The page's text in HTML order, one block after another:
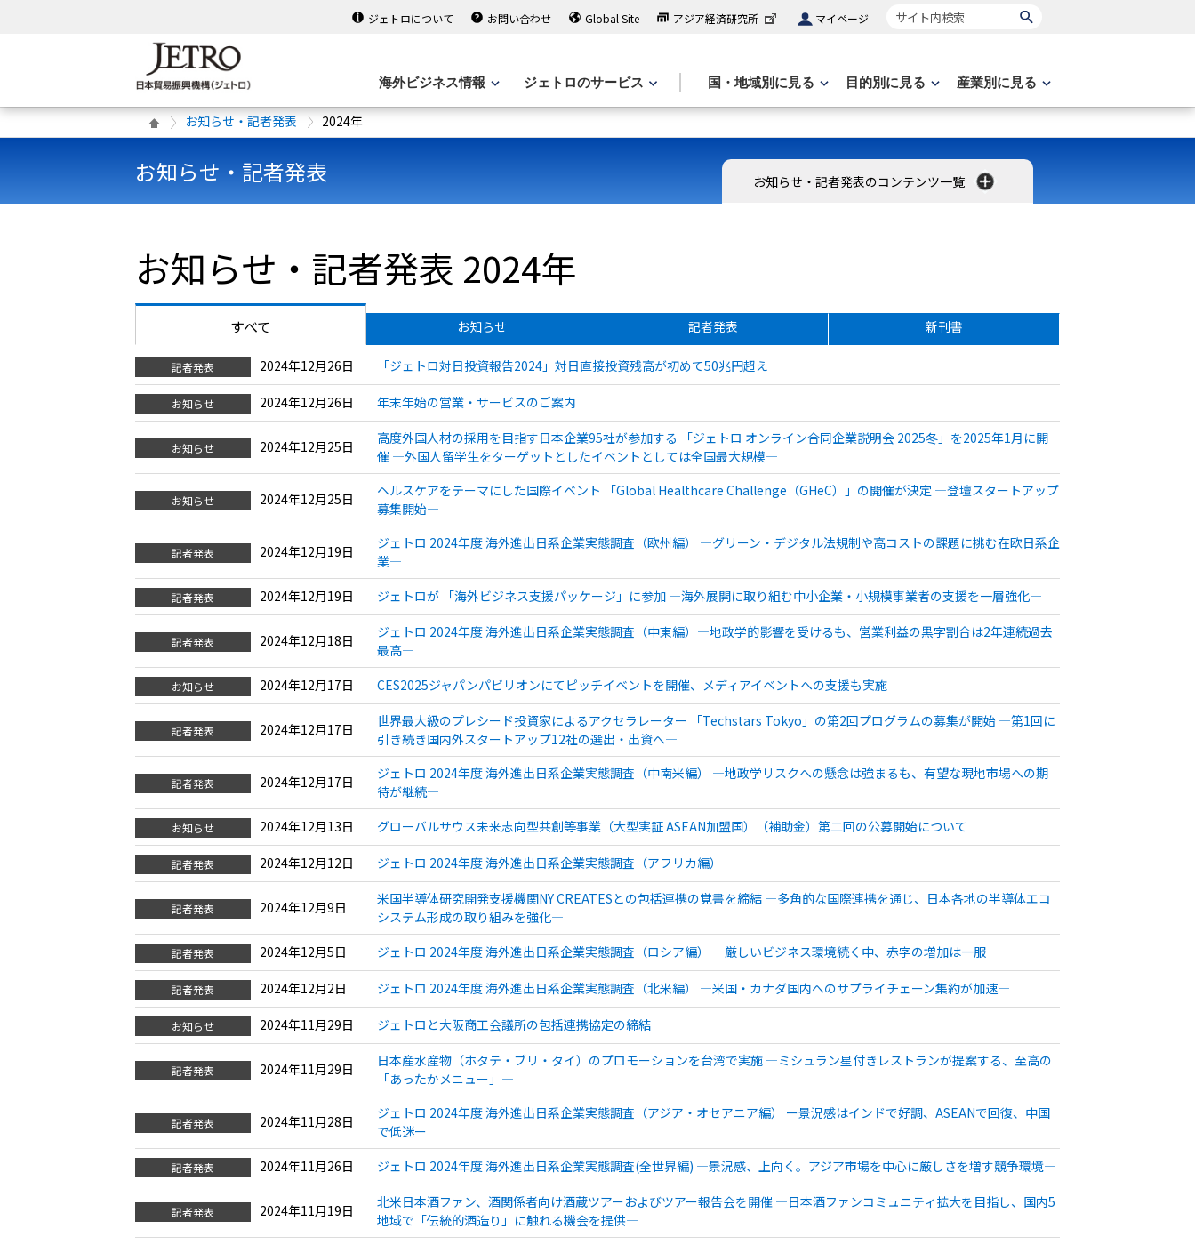
ジェトロについて お問い合わせ Global Site アジア経済研究所 マイページ サイト内検索
海外ビジネス情報 ジェトロのサービス 国・地域別に見る 目的別に見る 産業別に見る
お知らせ・記者発表 2024年
お知らせ・記者発表 お知らせ・記者発表のコンテンツ一覧
お知らせ・記者発表 2024年
すべて お知らせ 記者発表 新刊書
記者発表 2024年12月26日 「ジェトロ対日投資報告2024」対日直接投資残高が初めて50兆円超え
お知らせ 2024年12月26日 年末年始の営業・サービスのご案内
お知らせ 2024年12月25日
高度外国人材の採用を目指す日本企業95社が参加する 「ジェトロ オンライン合同企業説明会 2025冬」を2025年1月に開
催 ―外国人留学生をターゲットとしたイベントとしては全国最大規模―
お知らせ 2024年12月25日
ヘルスケアをテーマにした国際イベント 「Global Healthcare Challenge（GHeC）」の開催が決定 ―登壇スタートアップ
募集開始―
記者発表 2024年12月19日
ジェトロ 2024年度 海外進出日系企業実態調査（欧州編） ―グリーン・デジタル法規制や高コストの課題に挑む在欧日系企
業―
記者発表 2024年12月19日 ジェトロが 「海外ビジネス支援パッケージ」に参加 ―海外展開に取り組む中小企業・小規模事業者の支援を一層強化―
記者発表 2024年12月18日
ジェトロ 2024年度 海外進出日系企業実態調査（中東編）―地政学的影響を受けるも、営業利益の黒字割合は2年連続過去
最高―
お知らせ 2024年12月17日 CES2025ジャパンパビリオンにてピッチイベントを開催、メディアイベントへの支援も実施
記者発表 2024年12月17日
世界最大級のプレシード投資家によるアクセラレーター 「Techstars Tokyo」の第2回プログラムの募集が開始 ―第1回に
引き続き国内外スタートアップ12社の選出・出資へ―
記者発表 2024年12月17日
ジェトロ 2024年度 海外進出日系企業実態調査（中南米編） ―地政学リスクへの懸念は強まるも、有望な現地市場への期
待が継続―
お知らせ 2024年12月13日 グローバルサウス未来志向型共創等事業（大型実証 ASEAN加盟国）（補助金）第二回の公募開始について
記者発表 2024年12月12日 ジェトロ 2024年度 海外進出日系企業実態調査（アフリカ編）
記者発表 2024年12月9日
米国半導体研究開発支援機関NY CREATESとの包括連携の覚書を締結 ―多角的な国際連携を通じ、日本各地の半導体エコ
システム形成の取り組みを強化―
記者発表 2024年12月5日 ジェトロ 2024年度 海外進出日系企業実態調査（ロシア編） ―厳しいビジネス環境続く中、赤字の増加は一服―
記者発表 2024年12月2日 ジェトロ 2024年度 海外進出日系企業実態調査（北米編） ―米国・カナダ国内へのサプライチェーン集約が加速―
お知らせ 2024年11月29日 ジェトロと大阪商工会議所の包括連携協定の締結
記者発表 2024年11月29日
日本産水産物（ホタテ・ブリ・タイ）のプロモーションを台湾で実施 ―ミシュラン星付きレストランが提案する、至高の
「あったかメニュー」―
記者発表 2024年11月28日
ジェトロ 2024年度 海外進出日系企業実態調査（アジア・オセアニア編） ー景況感はインドで好調、ASEANで回復、中国
で低迷ー
記者発表 2024年11月26日 ジェトロ 2024年度 海外進出日系企業実態調査(全世界編) ―景況感、上向く。アジア市場を中心に厳しさを増す競争環境―
記者発表 2024年11月19日
北米日本酒ファン、酒関係者向け酒蔵ツアーおよびツアー報告会を開催 ―日本酒ファンコミュニティ拡大を目指し、国内5
地域で「伝統的酒造り」に触れる機会を提供―